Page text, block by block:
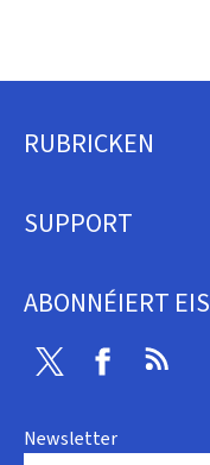
Fousszeil
RUBRICKEN
SUPPORT
ABONNÉIERT EIS
Twitter Facebook
Newsletter